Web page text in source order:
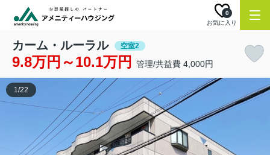
お気に入り
0
カーム・ルーラル 空室2
9.8万円～10.1万円 管理/共益費 4,000円
1/22